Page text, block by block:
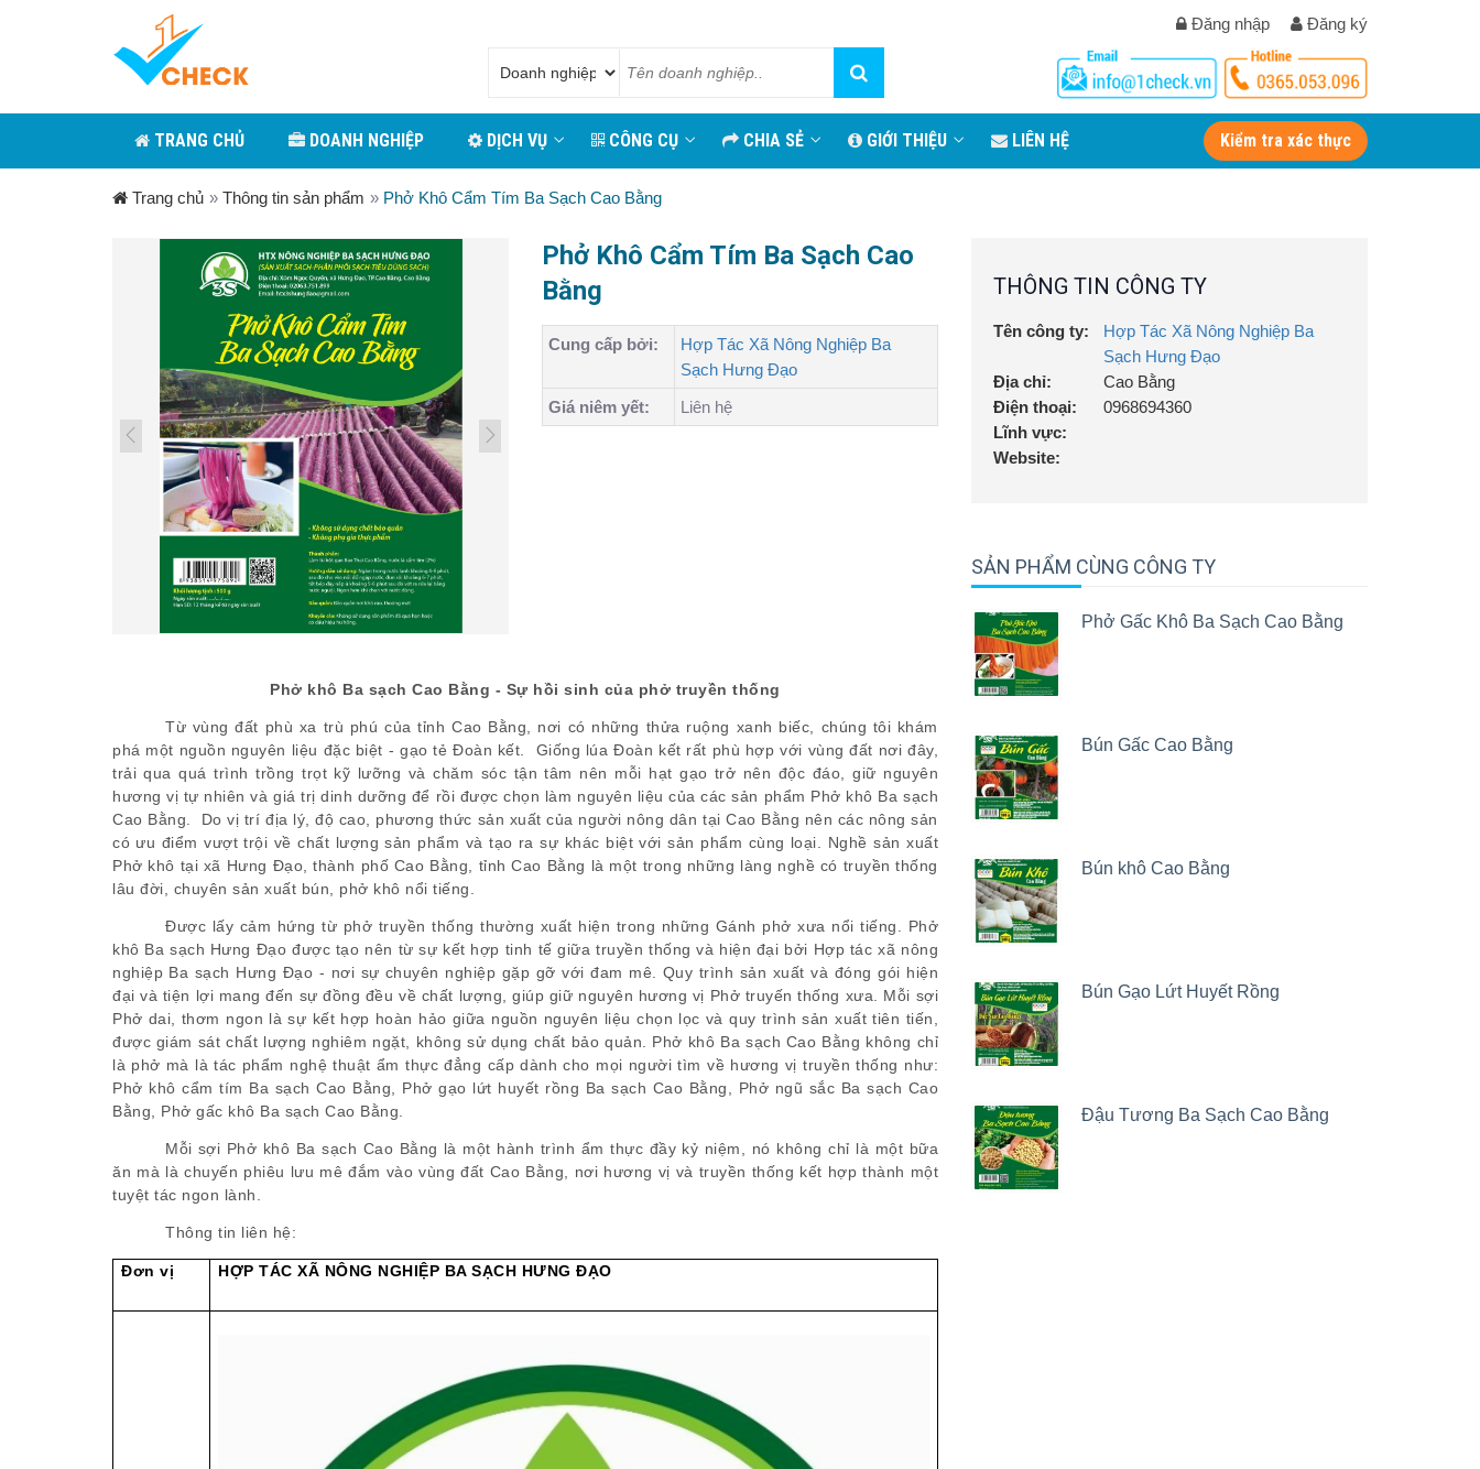
Đăng nhập Đăng ký
TRANG CHỦ DOANH NGHIỆP DỊCH VỤ CÔNG CỤ CHIA SẺ GIỚI THIỆU LIÊN HỆ Kiểm tra xác thực
Trang chủ » Thông tin sản phẩm » Phở Khô Cẩm Tím Ba Sạch Cao Bằng
Phở Khô Cẩm Tím Ba Sạch Cao
Bằng
Cung cấp bởi:
Hợp Tác Xã Nông Nghiệp Ba
Sạch Hưng Đạo
Giá niêm yết:
Liên hệ
Phở khô Ba sạch Cao Bằng - Sự hồi sinh của phở truyền thống
Từ vùng đất phù xa trù phú của tỉnh Cao Bằng, nơi có những thửa ruộng xanh biếc, chúng tôi khám
phá một nguồn nguyên liệu đặc biệt - gạo tẻ Đoàn kết. Giống lúa Đoàn kết rất phù hợp với vùng đất nơi đây,
trải qua quá trình trồng trọt kỹ lưỡng và chăm sóc tận tâm nên mỗi hạt gạo trở nên độc đáo, giữ nguyên
hương vị tự nhiên và giá trị dinh dưỡng để rồi được chọn làm nguyên liệu của các sản phẩm Phở khô Ba sạch
Cao Bằng. Do vị trí địa lý, độ cao, phương thức sản xuất của người nông dân tại Cao Bằng nên các nông sản
có ưu điểm vượt trội về chất lượng sản phẩm và tạo ra sự khác biệt với sản phẩm cùng loại. Nghề sản xuất
Phở khô tại xã Hưng Đạo, thành phố Cao Bằng, tỉnh Cao Bằng là một trong những làng nghề có truyền thống
lâu đời, chuyên sản xuất bún, phở khô nổi tiếng.
Được lấy cảm hứng từ phở truyền thống thường xuất hiện trong những Gánh phở xưa nổi tiếng. Phở
khô Ba sạch Hưng Đạo được tạo nên từ sự kết hợp tinh tế giữa truyền thống và hiện đại bởi Hợp tác xã nông
nghiệp Ba sạch Hưng Đạo - nơi sự chuyên nghiệp gặp gỡ với đam mê. Quy trình sản xuất và đóng gói hiện
đại và tiện lợi mang đến sự đồng đều về chất lượng, giúp giữ nguyên hương vị Phở truyến thống xưa. Mỗi sợi
Phở dai, thơm ngon là sự kết hợp hoàn hảo giữa nguồn nguyên liệu chọn lọc và quy trình sản xuất tiên tiến,
được giám sát chất lượng nghiêm ngặt, không sử dụng chất bảo quản. Phở khô Ba sạch Cao Bằng không chỉ
là phở mà là tác phẩm nghệ thuật ẩm thực đẳng cấp dành cho mọi người tìm về hương vị truyền thống như:
Phở khô cẩm tím Ba sạch Cao Bằng, Phở gạo lứt huyết rồng Ba sạch Cao Bằng, Phở ngũ sắc Ba sạch Cao
Bằng, Phở gấc khô Ba sạch Cao Bằng.
Mỗi sợi Phở khô Ba sạch Cao Bằng là một hành trình ẩm thực đầy kỷ niệm, nó không chỉ là một bữa
ăn mà là chuyến phiêu lưu mê đắm vào vùng đất Cao Bằng, nơi hương vị và truyền thống kết hợp thành một
tuyệt tác ngon lành.
Thông tin liên hệ:
Đơn vị HỢP TÁC XÃ NÔNG NGHIỆP BA SẠCH HƯNG ĐẠO
THÔNG TIN CÔNG TY
Tên công ty:
Hợp Tác Xã Nông Nghiệp Ba
Sạch Hưng Đạo
Địa chỉ:
Cao Bằng
Điện thoại:
0968694360
Lĩnh vực:
Website:
SẢN PHẨM CÙNG CÔNG TY
Phở Gấc Khô Ba Sạch Cao Bằng
Bún Gấc Cao Bằng
Bún khô Cao Bằng
Bún Gạo Lứt Huyết Rồng
Đậu Tương Ba Sạch Cao Bằng